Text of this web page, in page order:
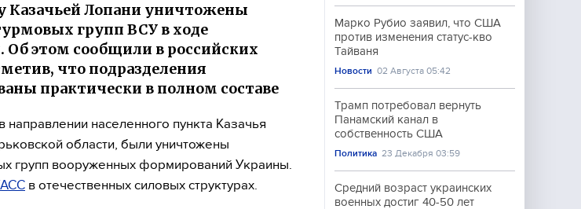
Казачьей Лопани уничтожены
групп ВСУ в ходе
Об этом сообщили в российских
что подразделения
практически в полном составе
направлении населенного пункта Казачья
области, были уничтожены
групп вооруженных формирований Украины.
в отечественных силовых структурах.
Марко Рубио заявил, что США
против изменения статус-кво
Тайваня
Новости 02 Августа 05:42
Трамп потребовал вернуть
Панамский канал в
собственность США
Политика 23 Декабря 03:59
Средний возраст украинских
военных достиг 40-50 лет